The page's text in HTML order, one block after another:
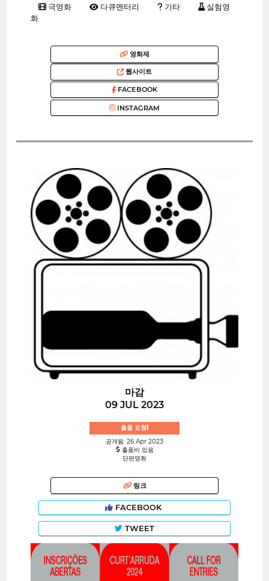
극영화 다큐멘터리 기타
실험영
화
영화제
웹사이트
FACEBOOK
INSTAGRAM
마감
09 JUL 2023
출품 요청!
공개됨: 26 Apr 2023
출품비 있음
단편영화
링크
FACEBOOK
TWEET